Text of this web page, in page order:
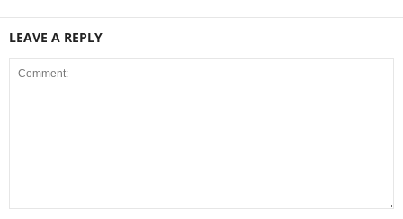
LEAVE A REPLY